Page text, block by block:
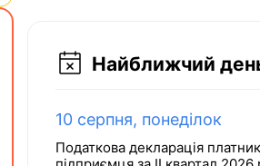
Найближчий
10 серпня, понеділок
Податкова декларація